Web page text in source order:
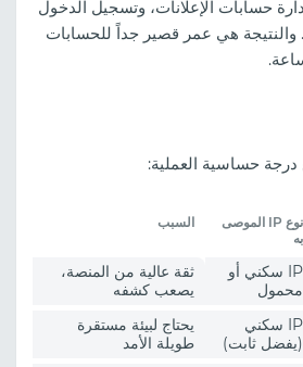
حسابات الإعلانات، وتسجيل الدخول
والنتيجة هي عمر قصير جداً للحسابات
نوع IP الموصى
به
السبب
IP سكني أو
محمول
ثقة عالية من المنصة،
يصعب كشفه
IP سكني
(يفضل ثابت)
يحتاج لبيئة مستقرة
طويلة الأمد